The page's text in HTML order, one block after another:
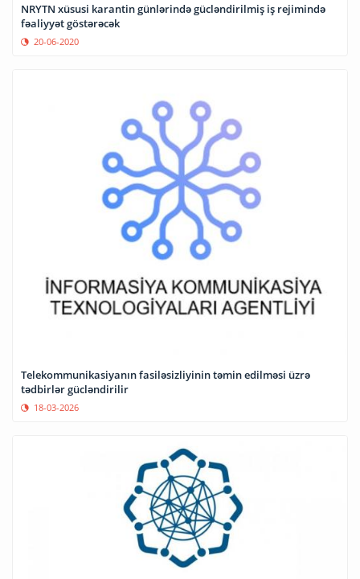
NRYTN xüsusi karantin günlərində gücləndirilmiş iş rejimində
fəaliyyət göstərəcək
20-06-2020
Telekommunikasiyanın fasiləsizliyinin təmin edilməsi üzrə
tədbirlər gücləndirilir
18-03-2026